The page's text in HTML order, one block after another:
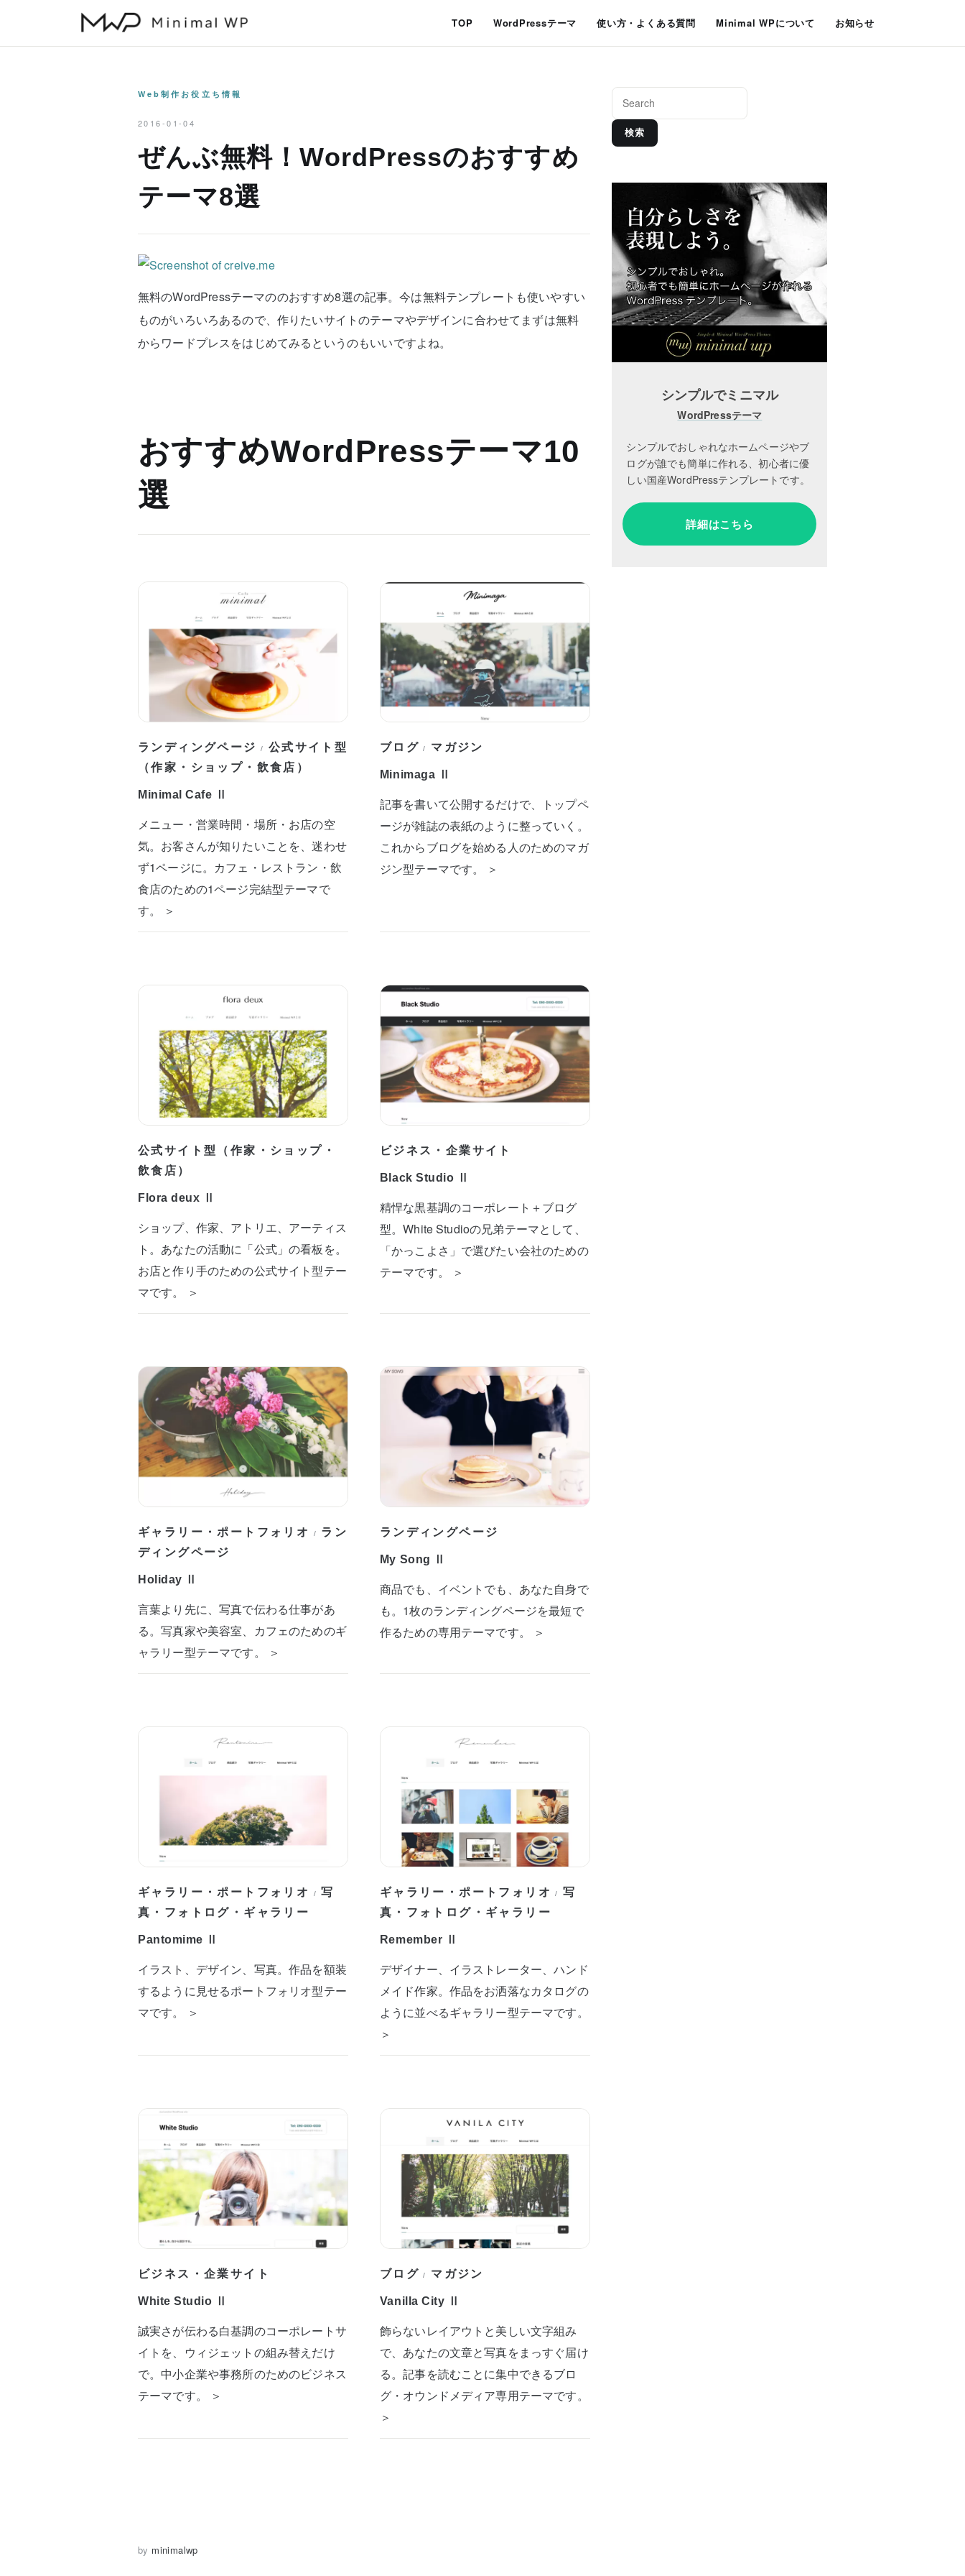
TOP WordPressテーマ 使い方・よくある質問 Minimal WPについて お知らせ
Web制作お役立ち情報
2016-01-04
ぜんぶ無料！WordPressのおすすめ
テーマ8選
無料のWordPressテーマののおすすめ8選の記事。今は無料テンプレートも使いやすい
ものがいろいろあるので、作りたいサイトのテーマやデザインに合わせてまずは無料
からワードプレスをはじめてみるというのもいいですよね。
おすすめWordPressテーマ10
選
ランディングページ / 公式サイト型
（作家・ショップ・飲食店）
Minimal Cafe Ⅱ
メニュー・営業時間・場所・お店の空
気。お客さんが知りたいことを、迷わせ
ず1ページに。カフェ・レストラン・飲
食店のための1ページ完結型テーマで
す。 ＞
ブログ / マガジン
Minimaga Ⅱ
記事を書いて公開するだけで、トップペ
ージが雑誌の表紙のように整っていく。
これからブログを始める人のためのマガ
ジン型テーマです。 ＞
公式サイト型（作家・ショップ・
飲食店）
Flora deux Ⅱ
ショップ、作家、アトリエ、アーティス
ト。あなたの活動に「公式」の看板を。
お店と作り手のための公式サイト型テー
マです。 ＞
ビジネス・企業サイト
Black Studio Ⅱ
精悍な黒基調のコーポレート＋ブログ
型。White Studioの兄弟テーマとして、
「かっこよさ」で選びたい会社のための
テーマです。 ＞
ギャラリー・ポートフォリオ / ラン
ディングページ
Holiday Ⅱ
言葉より先に、写真で伝わる仕事があ
る。写真家や美容室、カフェのためのギ
ャラリー型テーマです。 ＞
ランディングページ
My Song Ⅱ
商品でも、イベントでも、あなた自身で
も。1枚のランディングページを最短で
作るための専用テーマです。 ＞
ギャラリー・ポートフォリオ /写
真・フォトログ・ギャラリー
Pantomime Ⅱ
イラスト、デザイン、写真。作品を額装
するように見せるポートフォリオ型テー
マです。 ＞
ギャラリー・ポートフォリオ /写
真・フォトログ・ギャラリー
Remember Ⅱ
デザイナー、イラストレーター、ハンド
メイド作家。作品をお洒落なカタログの
ように並べるギャラリー型テーマです。
＞
ビジネス・企業サイト
White Studio Ⅱ
誠実さが伝わる白基調のコーポレートサ
イトを、ウィジェットの組み替えだけ
で。中小企業や事務所のためのビジネス
テーマです。 ＞
ブログ / マガジン
Vanilla City Ⅱ
飾らないレイアウトと美しい文字組み
で、あなたの文章と写真をまっすぐ届け
る。記事を読むことに集中できるブロ
グ・オウンドメディア専用テーマです。
＞
by minimalwp
検索
シンプルでミニマル
WordPressテーマ
シンプルでおしゃれなホームページやブ
ログが誰でも簡単に作れる、初心者に優
しい国産WordPressテンプレートです。
詳細はこちら